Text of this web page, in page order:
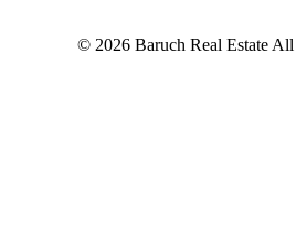
© 2026 Baruch Real Estate